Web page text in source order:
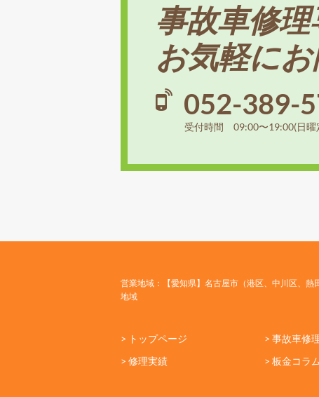
事故車修
お気軽に
052-389-
受付時間 09:00〜19:00(日曜
営業地域：【愛知県】名古屋市（港区、中川区、
地域
> トップページ > 事故車修
> 修理実績
> 板金コラム